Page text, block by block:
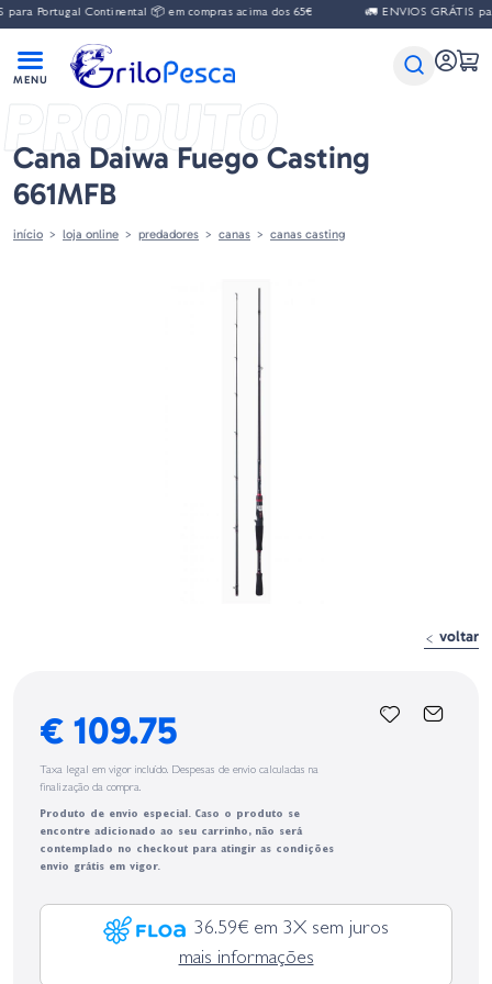
Portugal Continental 📦 em compras acima dos 65€ 🚛 ENVIOS GRÁTIS
PRODUTO
Cana Daiwa Fuego Casting
661MFB
início loja online predadores canas canas casting
voltar
€ 109.75
Taxa legal em vigor incluído. Despesas de envio calculadas na
finalização da compra.
Produto de envio especial. Caso o produto se
encontre adicionado ao seu carrinho, não será
contemplado no checkout para atingir as condições
envio grátis em vigor.
36.59€ em 3X sem juros
mais informações